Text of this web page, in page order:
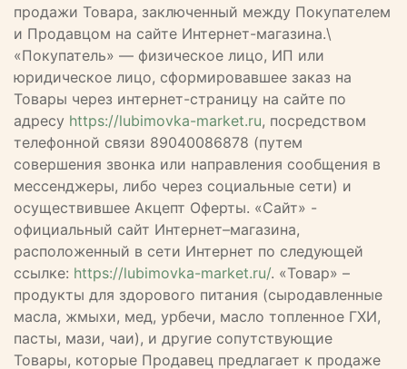
продажи Товара, заключенный между Покупателем
и Продавцом на сайте Интернет-магазина.\
«Покупатель» — физическое лицо, ИП или
юридическое лицо, сформировавшее заказ на
Товары через интернет-страницу на сайте по
адресу https://lubimovka-market.ru, посредством
телефонной связи 89040086878 (путем
совершения звонка или направления сообщения в
мессенджеры, либо через социальные сети) и
осуществившее Акцепт Оферты. «Сайт» -
официальный сайт Интернет–магазина,
расположенный в сети Интернет по следующей
ссылке: https://lubimovka-market.ru/. «Товар» –
продукты для здорового питания (сыродавленные
масла, жмыхи, мед, урбечи, масло топленное ГХИ,
пасты, мази, чаи), и другие сопутствующие
Товары, которые Продавец предлагает к продаже